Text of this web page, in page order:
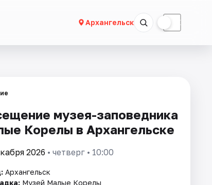
Архангельск ☾
музея-заповедника
Корелы в Архангельске
2026 • четверг • 10:00
Архангельск
Музей Малые Корелы